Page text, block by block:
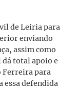
de Leiria para
enviando
assim como
dá total apoio e
Ferreira para
essa defendida